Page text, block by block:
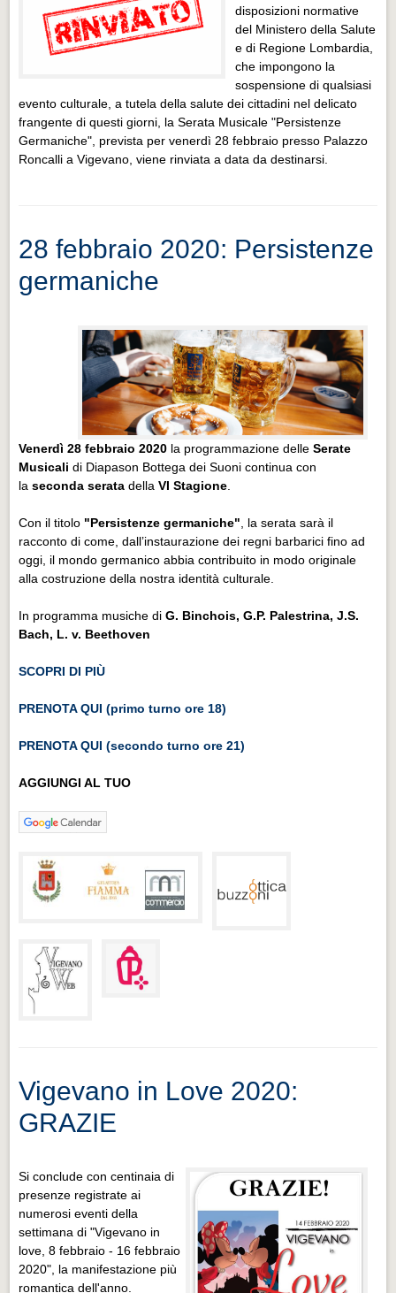
disposizioni normative
del Ministero della Salute
e di Regione Lombardia,
che impongono la
sospensione di qualsiasi
evento culturale, a tutela della salute dei cittadini nel delicato
frangente di questi giorni, la Serata Musicale "Persistenze
Germaniche", prevista per venerdì 28 febbraio presso Palazzo
Roncalli a Vigevano, viene rinviata a data da destinarsi.
28 febbraio 2020: Persistenze
germaniche
Venerdì 28 febbraio 2020 la programmazione delleSerate
Musicali di Diapason Bottega dei Suoni continua con
la seconda serata dellaVI Stagione
Con il titolo "Persistenze germaniche" , la serata sarà il
racconto di come, dall’instaurazione dei regni barbarici fino ad
oggi, il mondo germanico abbia contribuito in modo originale
alla costruzione della nostra identità culturale.
In programma musiche di G. Binchois, G.P. Palestrina, J.S.
Bach, L. v. Beethoven
SCOPRI DI PIÙ
PRENOTA QUI (primo turno ore 18)
PRENOTA QUI (secondo turno ore 21)
AGGIUNGI AL TUO
Vigevano in Love 2020:
GRAZIE
Si conclude con centinaia di
presenze registrate ai
numerosi eventi della
settimana di "Vigevano in
love, 8 febbraio - 16 febbraio
2020", la manifestazione più
romantica dell'anno.